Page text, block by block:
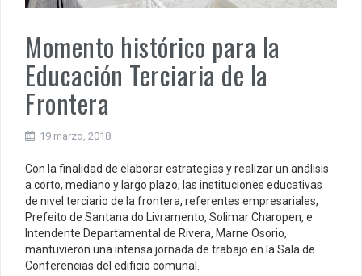
Momento histórico para la
Educación Terciaria de la
Frontera
19 marzo, 2018
Con la finalidad de elaborar estrategias y realizar un análisis
a corto, mediano y largo plazo, las instituciones educativas
de nivel terciario de la frontera, referentes empresariales,
Prefeito de Santana do Livramento, Solimar Charopen, e
Intendente Departamental de Rivera, Marne Osorio,
mantuvieron una intensa jornada de trabajo en la Sala de
Conferencias del edificio comunal.